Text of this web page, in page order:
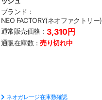
ブランド：
NEO FACTORY(ネオファクトリー)
通常販売価格： 3,310円
通販在庫数：売り切れ中
ネオガレージ在庫数確認